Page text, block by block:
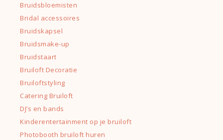
Bruidsbloemisten
Bridal accessoires
Bruidskapsel
Bruidsmake-up
Bruidstaart
Bruiloft Decoratie
Bruiloftstyling
Catering Bruiloft
DJ’s en bands
Kinderentertainment op je bruiloft
Photobooth bruiloft huren